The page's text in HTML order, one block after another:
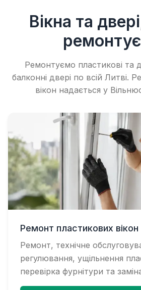
Вікна та
Ремонтуємо пластикові та
балконні двері по всій Литві.
вікон надається у
Ремонт пластикових вікон
Ремонт, технічне
регулювання, ущільнення
перевірка фурнітури та